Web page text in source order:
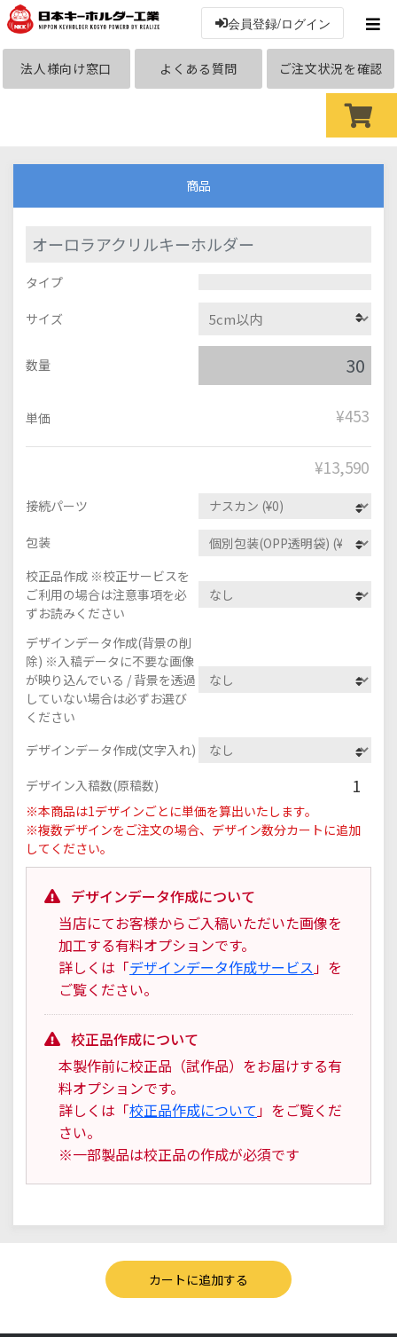
会員登録/ログイン
法人様向け窓口 よくある質問 ご注文状況を確認
商品
オーロラアクリルキーホルダー
タイプ
サイズ
数量
単価 ¥453
¥13,590
接続パーツ
包装
校正品作成 ※校正サービスを
ご利用の場合は注意事項を必
ずお読みください
デザインデータ作成(背景の削
除) ※入稿データに不要な画像
が映り込んでいる / 背景を透過
していない場合は必ずお選び
ください
デザインデータ作成(文字入れ)
デザイン入稿数(原稿数) 1
※本商品は1デザインごとに単価を算出いたします。
※複数デザインをご注文の場合、デザイン数分カートに追加
してください。
デザインデータ作成について
当店にてお客様からご入稿いただいた画像を
加工する有料オプションです。
詳しくは「デザインデータ作成サービス」を
ご覧ください。
校正品作成について
本製作前に校正品（試作品）をお届けする有
料オプションです。
詳しくは「校正品作成について」をご覧くだ
さい。
※一部製品は校正品の作成が必須です